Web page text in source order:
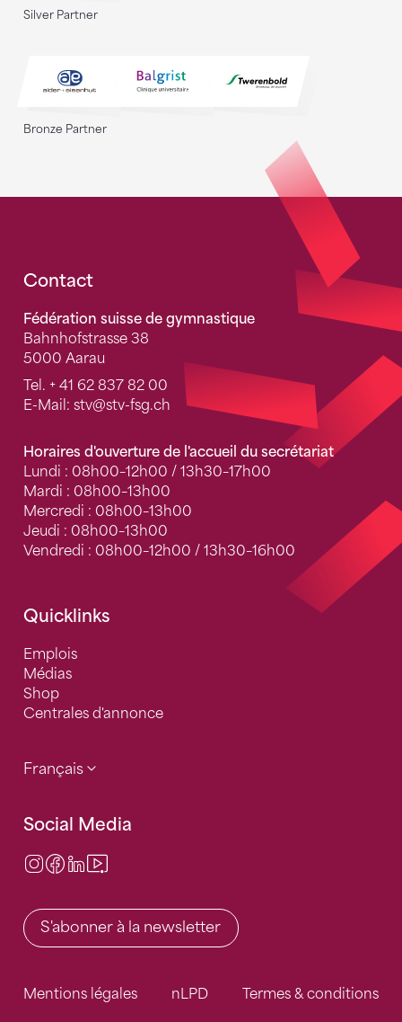
Silver Partner
Bronze Partner
Fusszeile
Contact
Fédération suisse de gymnastique
Bahnhofstrasse 38
5000 Aarau
Tel. + 41 62 837 82 00
E-Mail: stv@stv-fsg.ch
Horaires d'ouverture de l'accueil du secrétariat
Lundi : 08h00–12h00 / 13h30–17h00
Mardi : 08h00–13h00
Mercredi : 08h00–13h00
Jeudi : 08h00–13h00
Vendredi : 08h00–12h00 / 13h30–16h00
Quicklinks
Emplois
Médias
Shop
Centrales d'annonce
Français
Social Media
Instagram
Facebook
LinkedIn
S'abonner à la newsletter
Mentions légales nLPD Termes & conditions